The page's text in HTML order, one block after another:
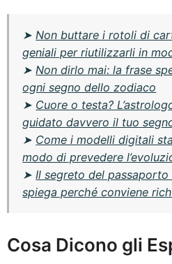
➤ Non buttare i rotoli di
geniali per riutilizzarli in
➤ Non dirlo mai: la frase
ogni segno dello zodiaco
➤ Cuore o testa?
guidato davvero il tuo
➤ Come i modelli digitali
modo di prevedere
➤ Il segreto del passaporto
spiega perché conviene
Cosa Dicono gli